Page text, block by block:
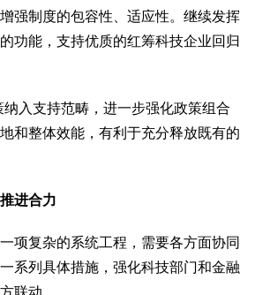
强制度的包容性、适应性。继续发挥
功能，支持优质的红筹科技企业回归
入支持范畴，进一步强化政策组合
和整体效能，有利于充分释放既有的
进合力
复杂的系统工程，需要各方面协同
系列具体措施，强化科技部门和金融
联动。